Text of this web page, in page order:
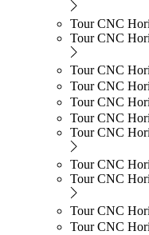
Tour CNC
Tour CNC
Tour CNC
Tour CNC
Tour CNC
Tour CNC
Tour CNC
Tour CNC
Tour CNC
Tour CNC
Tour CNC